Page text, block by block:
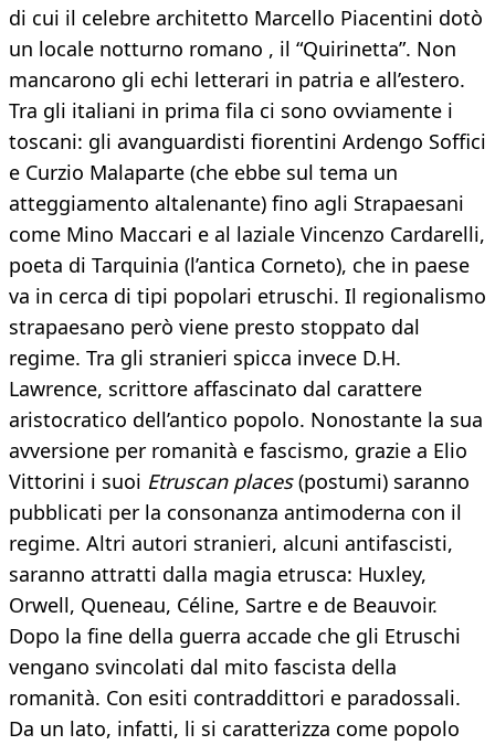
di cui il celebre architetto Marcello Piacentini dotò
un locale notturno romano , il “Quirinetta”. Non
mancarono gli echi letterari in patria e all’estero.
Tra gli italiani in prima fila ci sono ovviamente i
toscani: gli avanguardisti fiorentini Ardengo Soffici
e Curzio Malaparte (che ebbe sul tema un
atteggiamento altalenante) fino agli Strapaesani
come Mino Maccari e al laziale Vincenzo Cardarelli,
poeta di Tarquinia (l’antica Corneto), che in paese
va in cerca di tipi popolari etruschi. Il regionalismo
strapaesano però viene presto stoppato dal
regime. Tra gli stranieri spicca invece D.H.
Lawrence, scrittore affascinato dal carattere
aristocratico dell’antico popolo. Nonostante la sua
avversione per romanità e fascismo, grazie a Elio
Vittorini i suoi Etruscan places(postumi) saranno
pubblicati per la consonanza antimoderna con il
regime. Altri autori stranieri, alcuni antifascisti,
saranno attratti dalla magia etrusca: Huxley,
Orwell, Queneau, Céline, Sartre e de Beauvoir.
Dopo la fine della guerra accade che gli Etruschi
vengano svincolati dal mito fascista della
romanità. Con esiti contraddittori e paradossali.
Da un lato, infatti, li si caratterizza come popolo